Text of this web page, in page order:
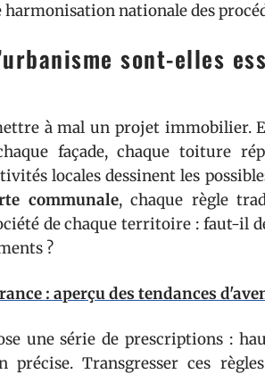
nationale des
sont-elles
à mal un projet immobilier.
façade, chaque toiture
locales dessinent les
communale, chaque règle
de chaque territoire : faut-il
?
: aperçu des tendances
une série de prescriptions :
précise. Transgresser ces